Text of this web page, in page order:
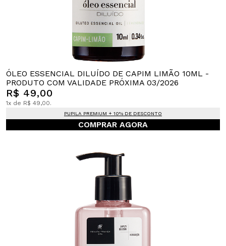
ÓLEO ESSENCIAL DILUÍDO DE CAPIM LIMÃO 10ML -
PRODUTO COM VALIDADE PRÓXIMA 03/2026
R$ 49,00
1x de R$ 49,00.
PUPILA PREMIUM + 10% DE DESCONTO
COMPRAR AGORA